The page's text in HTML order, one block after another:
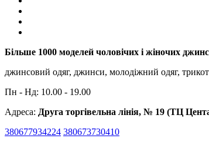
Більше 1000 моделей чоловічих і жіночих
джинсовий одяг, джинси, молодіжний одяг,
Пн - Нд: 10.00 - 19.00
Адреса: Друга торгівельна лінія, № 19 (ТЦ
380677934224 380673730410